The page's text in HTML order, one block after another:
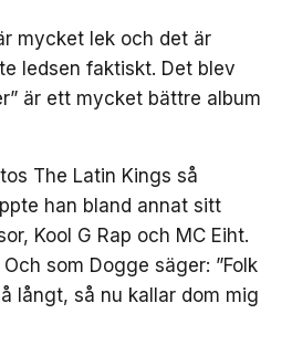
mycket lek och det är
ledsen faktiskt. Det blev
är ett mycket bättre album
The Latin Kings så
han bland annat sitt
Kool G Rap och MC Eiht.
som Dogge säger: ”Folk
långt, så nu kallar dom mig